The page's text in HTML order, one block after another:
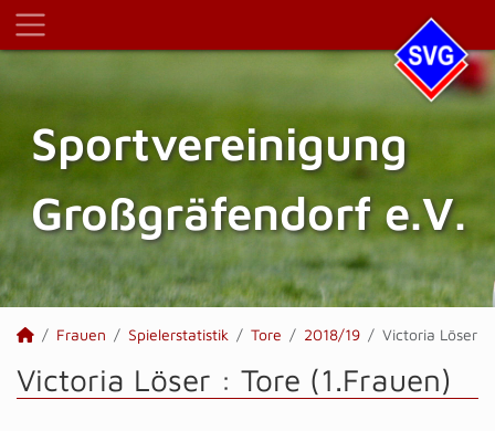
Sportvereinigung
Großgräfendorf e.V.
Frauen Spielerstatistik Tore 2018/19 Victoria Löser
Victoria Löser : Tore (1.Frauen)